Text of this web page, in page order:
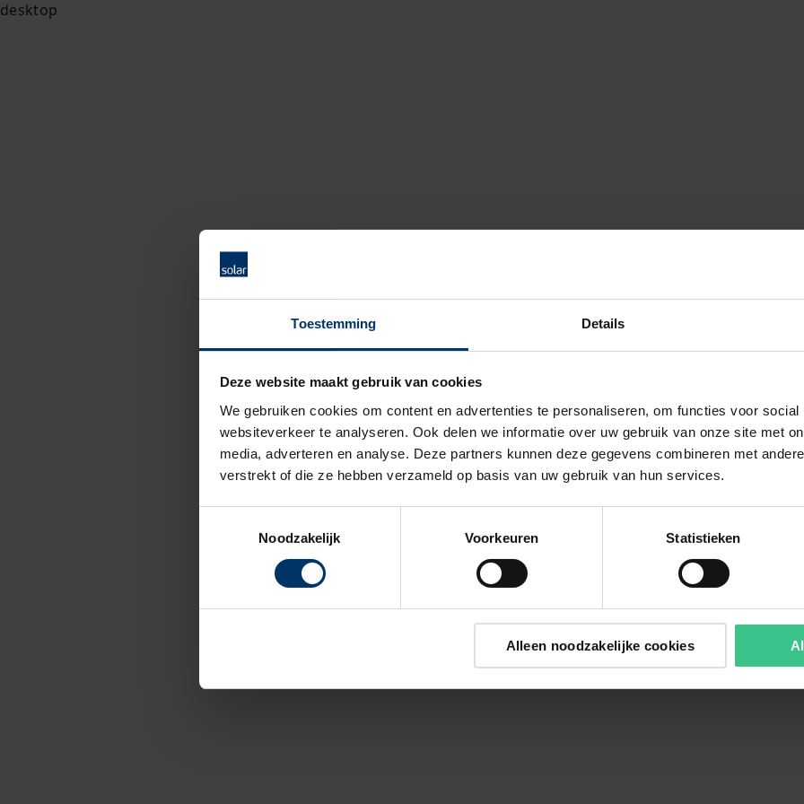
Toestemming Details
Deze website maakt gebruik van cookies
We gebruiken cookies om content en advertenties te personaliseren, om functies voor
websiteverkeer te analyseren. Ook delen we informatie over uw gebruik van onze site met
media, adverteren en analyse. Deze partners kunnen deze gegevens combineren met
verstrekt of die ze hebben verzameld op basis van uw gebruik van hun services.
Noodzakelijk
Voorkeuren Statistieken
Alleen noodzakelijke cookies